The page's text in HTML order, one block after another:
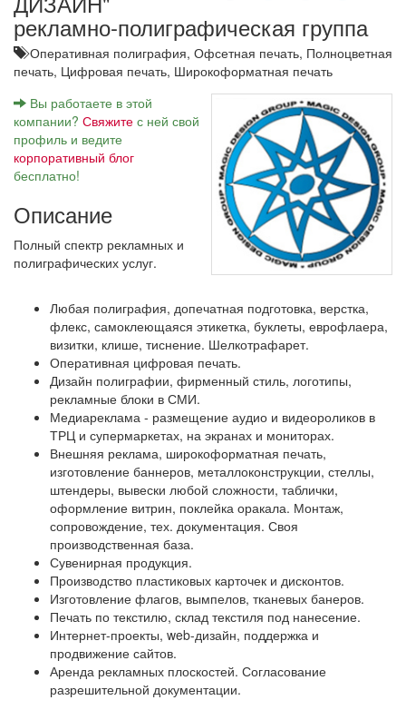
рекламно-полиграфическая группа
Оперативная полиграфия, Офсетная печать, Полноцветная
печать, Цифровая печать, Широкоформатная печать
Вы работаете в этой
компании? Свяжите с ней свой
профиль и ведите
корпоративный блог
бесплатно!
Описание
Полный спектр рекламных и
полиграфических услуг.
Любая полиграфия, допечатная подготовка, верстка,
флекс, самоклеющаяся этикетка, буклеты, еврофлаера,
визитки, клише, тиснение. Шелкотрафарет.
Оперативная цифровая печать.
Дизайн полиграфии, фирменный стиль, логотипы,
рекламные блоки в СМИ.
Медиареклама - размещение аудио и видеороликов в
ТРЦ и супермаркетах, на экранах и мониторах.
Внешняя реклама, широкоформатная печать,
изготовление баннеров, металлоконструкции, стеллы,
штендеры, вывески любой сложности, таблички,
оформление витрин, поклейка оракала. Монтаж,
сопровождение, тех. документация. Своя
производственная база.
Сувенирная продукция.
Производство пластиковых карточек и дисконтов.
Изготовление флагов, вымпелов, тканевых банеров.
Печать по текстилю, склад текстиля под нанесение.
Интернет-проекты, web-дизайн, поддержка и
продвижение сайтов.
Аренда рекламных плоскостей. Согласование
разрешительной документации.